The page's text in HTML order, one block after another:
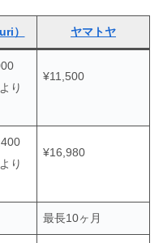
） ヤマトヤ
り
¥11,500
り
¥16,980
最長10ヶ月